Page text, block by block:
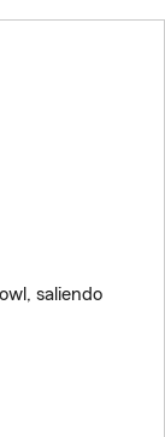
saliendo